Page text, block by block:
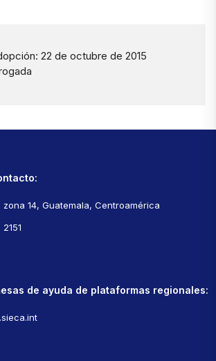
22 de octubre de 2015
zona 14, Guatemala, Centroamérica
de ayuda de plataformas regionales: